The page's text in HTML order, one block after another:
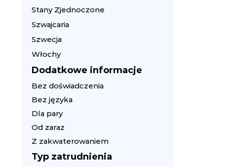
Stany Zjednoczone
Szwajcaria
Szwecja
Włochy
Dodatkowe informacje
Bez doświadczenia
Bez języka
Dla pary
Od zaraz
Z zakwaterowaniem
Typ zatrudnienia